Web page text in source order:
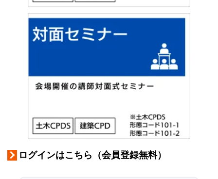
ログインはこちら（会員登録無料）